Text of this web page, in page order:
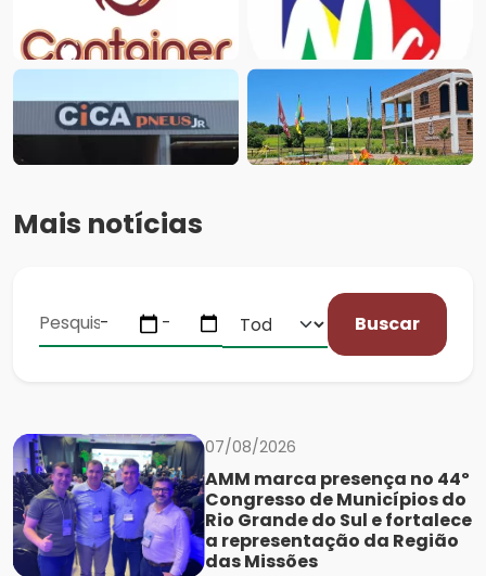
Mais notícias
Buscar
07/08/2026
AMM marca presença no 44º
Congresso de Municípios do
Rio Grande do Sul e fortalece
a representação da Região
das Missões